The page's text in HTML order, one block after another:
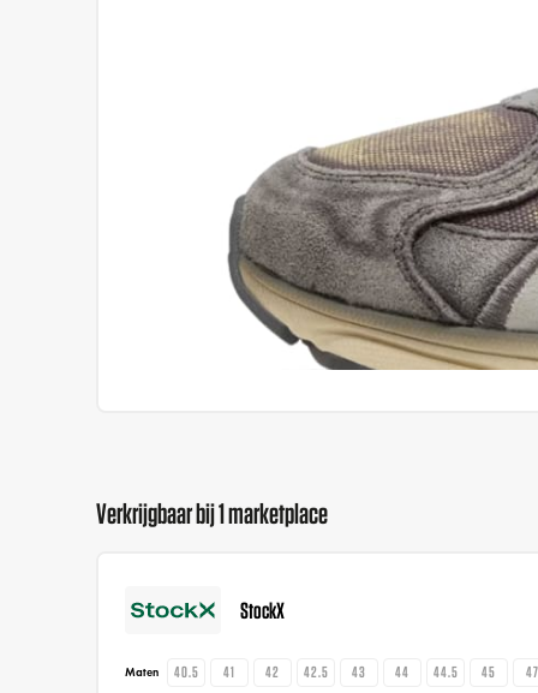
Verkrijgbaar bij 1 marketplace
StockX
Maten 40.5 41 42 42.5 43 44 44.5 45 47